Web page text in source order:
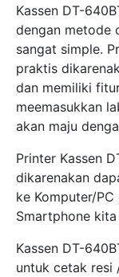
Kassen DT-
dengan metode
sangat simple.
praktis
dan memiliki
meemasukkan
akan maju
Printer Kassen
dikarenakan
ke Komputer/
Smartphone kita
Kassen DT-
untuk cetak resi